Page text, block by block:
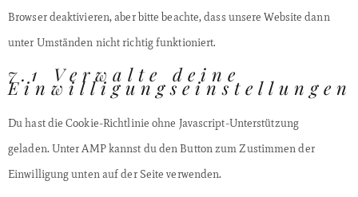
Browser deaktivieren, aber bitte beachte, dass unsere Website dann
unter Umständen nicht richtig funktioniert.
7.1 Verwalte deine
Einwilligungseinstellungen
Du hast die Cookie-Richtlinie ohne Javascript-Unterstützung
geladen. Unter AMP kannst du den Button zum Zustimmen der
Einwilligung unten auf der Seite verwenden.